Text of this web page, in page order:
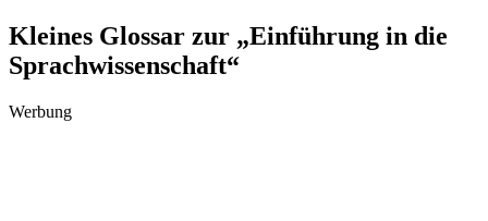
Kleines Glossar zur „Einführung in die
Sprachwissenschaft“
Werbung